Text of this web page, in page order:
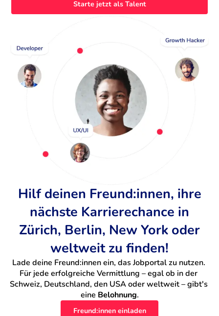
Starte jetzt als Talent
Hilf deinen Freund:innen, ihre
nächste Karrierechance in
Zürich, Berlin, New York oder
weltweit zu finden!
Lade deine Freund:innen ein, das Jobportal zu nutzen.
Für jede erfolgreiche Vermittlung – egal ob in der
Schweiz, Deutschland, den USA oder weltweit – gibt's
eine Belohnung.
Freund:innen einladen